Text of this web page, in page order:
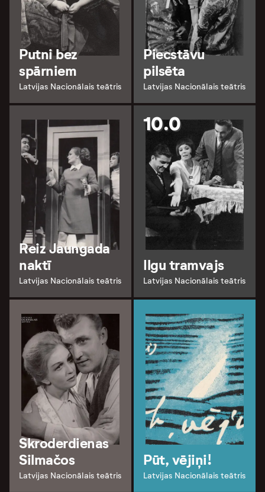
Putni bez
spārniem
Latvijas Nacionālais teātris
Piecstāvu
pilsēta
Latvijas Nacionālais teātris
Reiz Jaungada
naktī
Latvijas Nacionālais teātris
10.0
Ilgu tramvajs
Latvijas Nacionālais teātris
Skroderdienas
Silmačos
Latvijas Nacionālais teātris
Pūt, vējiņi!
Latvijas Nacionālais teātris